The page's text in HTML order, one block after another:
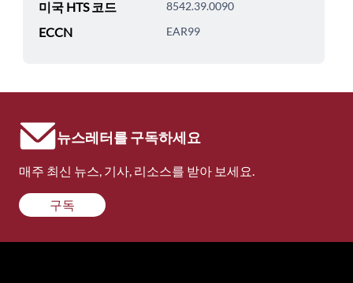
미국 HTS 코드 8542.39.0090
ECCN EAR99
뉴스레터를 구독하세요
매주 최신 뉴스, 기사, 리소스를 받아 보세요.
구독